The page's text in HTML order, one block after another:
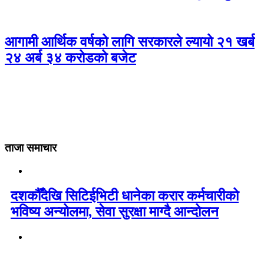
आगामी आर्थिक वर्षको लागि सरकारले ल्यायो २१ खर्ब
२४ अर्ब ३४ करोडको बजेट
ताजा समाचार
दशकौँदेखि सिटिईभिटी धानेका करार कर्मचारीको
भविष्य अन्योलमा, सेवा सुरक्षा माग्दै आन्दोलन